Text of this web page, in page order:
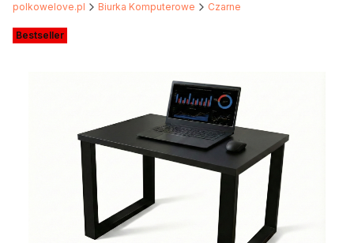
polkowelove.pl Biurka Komputerowe Czarne
Etykiety
Bestseller